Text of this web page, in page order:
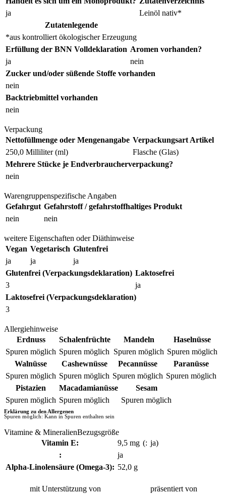
ja
Leinöl nativ*
Zutatenlegende
*aus kontrolliert ökologischer Erzeugung
Erfüllung der BNN Volldeklaration
ja
Aromen vorhanden?
nein
Zucker und/oder süßende Stoffe vorhanden
nein
Backtriebmittel vorhanden
nein
Verpackung
Nettofüllmenge oder Mengenangabe
250,0 Milliliter (ml)
Verpackungsart Artikel
Flasche (Glas)
Mehrere Stücke je Endverbraucherverpackung?
nein
Warengruppenspezifische Angaben
Gefahrgut
nein
Gefahrstoff / gefahrstoffhaltiges Produkt
nein
weitere Eigenschaften oder Diäthinweise
Vegan
ja
Vegetarisch
ja
Glutenfrei
ja
Glutenfrei (Verpackungsdeklaration)
3
Laktosefrei
ja
Laktosefrei (Verpackungsdeklaration)
3
Allergiehinweise
Erdnuss
Spuren möglich
Schalenfrüchte
Spuren möglich
Mandeln
Spuren möglich
Haselnüsse
Spuren möglich
Walnüsse
Spuren möglich
Cashewnüsse
Spuren möglich
Pecannüsse
Spuren möglich
Paranüsse
Spuren möglich
Pistazien
Spuren möglich
Macadamianüsse
Spuren möglich
Sesam
Spuren möglich
Erklärung zu den Allergenen
Spuren möglich: Kann in Spuren enthalten sein
Vitamine & MineralienBezugsgröße
Vitamin E:
9,5 mg (: ja)
:
ja
Alpha-Linolensäure (Omega-3): 52,0 g
mit Unterstützung von präsentiert von